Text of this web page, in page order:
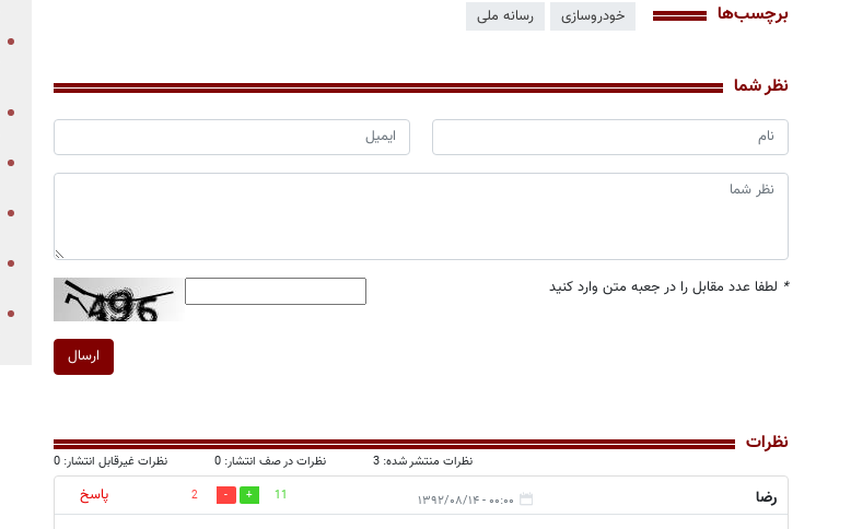
برچسب‌ها خودروسازی رسانه ملی
نظر شما
* لطفا عدد مقابل را در جعبه متن وارد کنید
ارسال
نظرات
نظرات منتشر شده: 3 نظرات در صف انتشار: 0 نظرات غیرقابل انتشار: 0
رضا ۰۰:۰۰ - ۱۳۹۲/۰۸/۱۴ 11
2
پاسخ